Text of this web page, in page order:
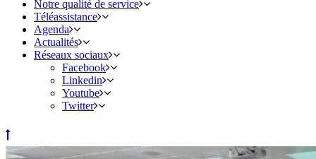
Notre qualité de service
Téléassistance
Agenda
Actualités
Réseaux sociaux
Facebook
Linkedin
Youtube
Twitter